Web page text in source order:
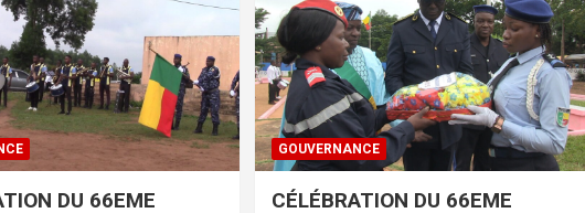
DU 66EME
GOUVERNANCE
CÉLÉBRATION DU 66EME